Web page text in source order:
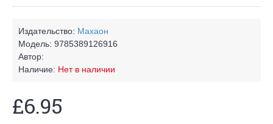
Издательство: Махаон
Модель: 9785389126916
Автор:
Наличие: Нет в наличии
£6.95